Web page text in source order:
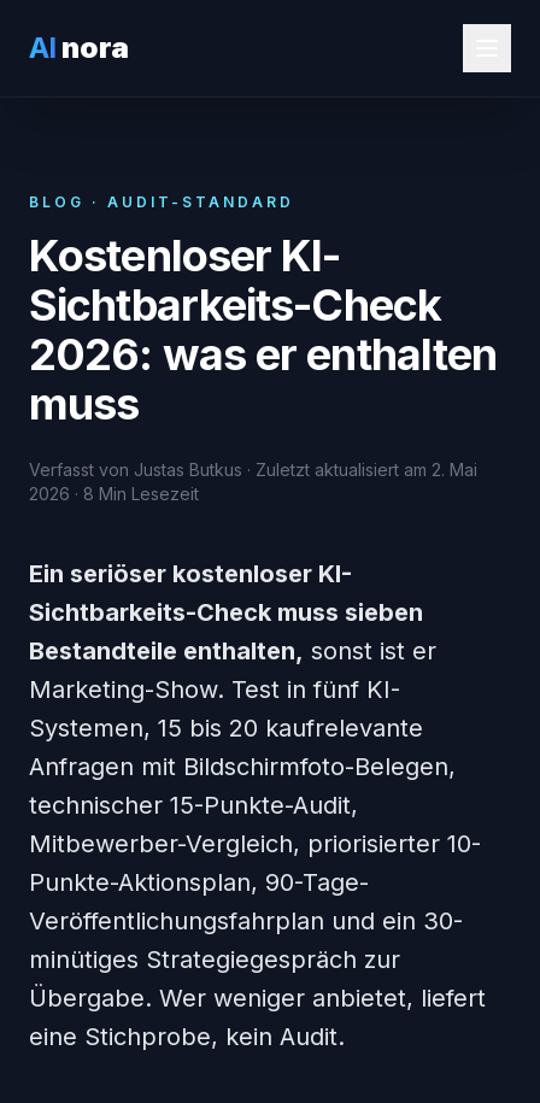
AI nora
BLOG · AUDIT-STANDARD
Kostenloser KI-
Sichtbarkeits-Check
2026: was er enthalten
muss
Verfasst von Justas Butkus · Zuletzt aktualisiert am 2. Mai
2026 · 8 Min Lesezeit
Ein seriöser kostenloser KI-
Sichtbarkeits-Check muss sieben
Bestandteile enthalten, sonst ist er
Marketing-Show. Test in fünf KI-
Systemen, 15 bis 20 kaufrelevante
Anfragen mit Bildschirmfoto-Belegen,
technischer 15-Punkte-Audit,
Mitbewerber-Vergleich, priorisierter 10-
Punkte-Aktionsplan, 90-Tage-
Veröffentlichungsfahrplan und ein 30-
minütiges Strategiegespräch zur
Übergabe. Wer weniger anbietet, liefert
eine Stichprobe, kein Audit.